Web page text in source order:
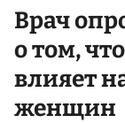
Врач
о том,
влияет
женщин